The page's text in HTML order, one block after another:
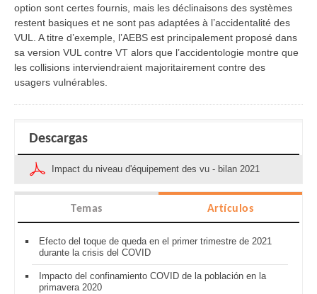
option sont certes fournis, mais les déclinaisons des systèmes
restent basiques et ne sont pas adaptées à l’accidentalité des
VUL. A titre d’exemple, l’AEBS est principalement proposé dans
sa version VUL contre VT alors que l’accidentologie montre que
les collisions interviendraient majoritairement contre des
usagers vulnérables.
Descargas
Impact du niveau d'équipement des vu - bilan 2021
Temas Artículos
Efecto del toque de queda en el primer trimestre de 2021
durante la crisis del COVID
Impacto del confinamiento COVID de la población en la
primavera 2020